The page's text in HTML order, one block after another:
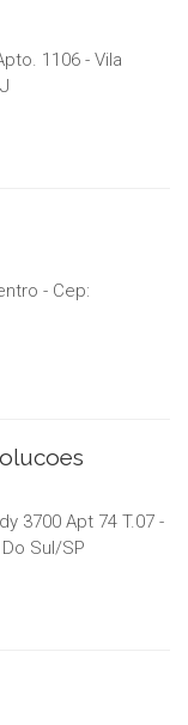
1106 - Vila
- Cep:
3700 Apt 74 T.07 -
Sul/SP